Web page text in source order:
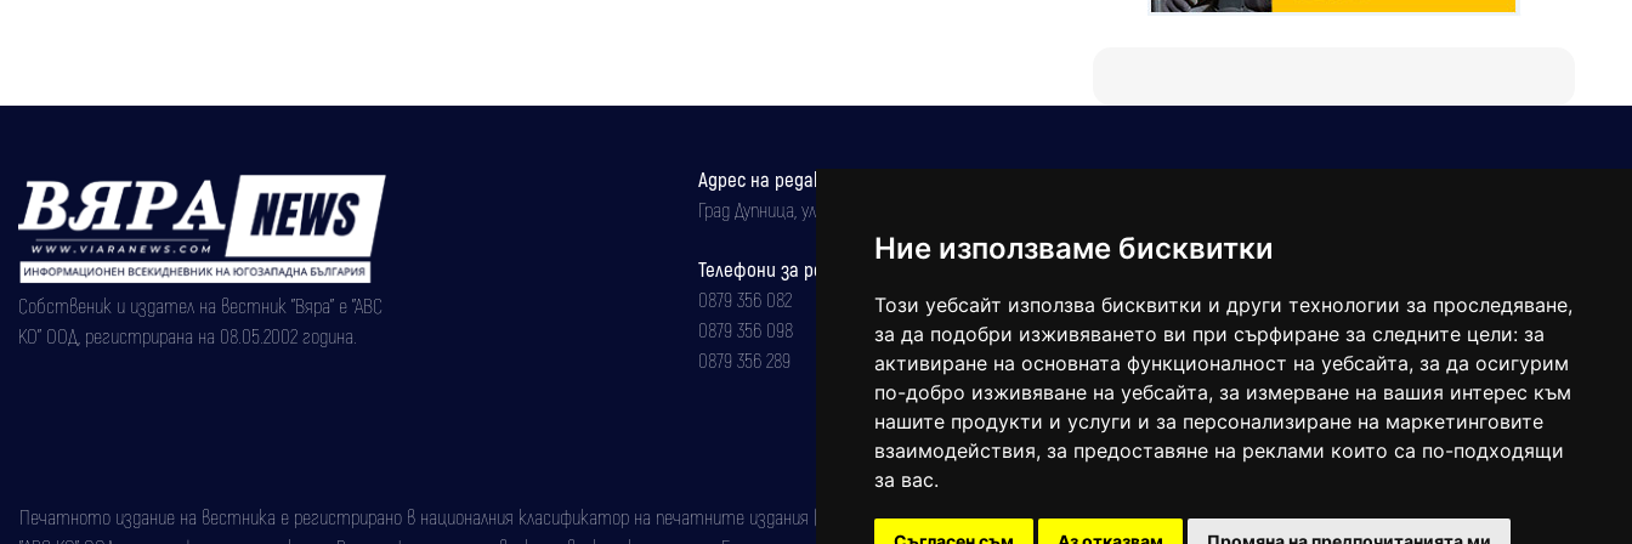
Ние използваме бисквитки
Този уебсайт използва бисквитки и други технологии за проследяване,
за да подобри изживяването ви при сърфиране за следните цели: за
активиране на основната функционалност на уебсайта, за да осигурим
по-добро изживяване на уебсайта, за измерване на вашия интерес към
нашите продукти и услуги и за персонализиране на маркетинговите
взаимодействия, за предоставяне на реклами които са по-подходящи
за вас.
Собственик и издател на вестник "Вяра" е "АВС
КО" ООД, регистрирана на 08.05.2002 година.
Адрес на редакцията
Град Дупница, ул.''Христо Ботев" 43
Телефони за реклама и абонаменти
0879 356 082
0879 356 098
0879 356 289
balgarkanews@gmail.com
Печатното издание на вестника е регистрирано в националния класификатор на печатните издания (Българска национална агенция за ISSN) под номер: ISSN 1312-4722.